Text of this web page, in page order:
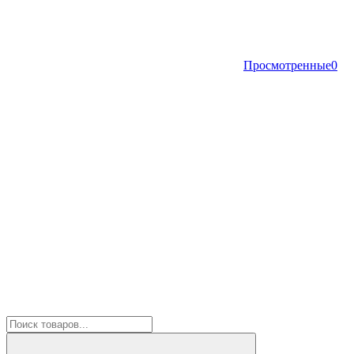
Просмотренные0